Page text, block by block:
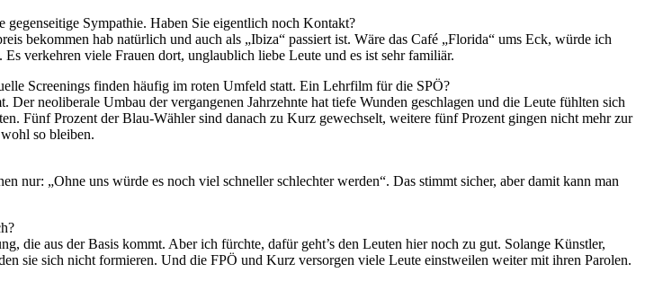
Sympathie. Haben Sie eigentlich noch Kontakt?
bekommen hab natürlich und auch als „Ibiza“ passiert ist. Wäre das Café „Florida“ ums Eck, würde ich
verkehren viele Frauen dort, unglaublich liebe Leute und es ist sehr familiär.
Screenings finden häufig im roten Umfeld statt. Ein Lehrfilm für die SPÖ?
Der neoliberale Umbau der vergangenen Jahrzehnte hat tiefe Wunden geschlagen und die Leute fühlten sich
Fünf Prozent der Blau-Wähler sind danach zu Kurz gewechselt, weitere fünf Prozent gingen nicht mehr zur
so bleiben.
nur: „Ohne uns würde es noch viel schneller schlechter werden“. Das stimmt sicher, aber damit kann man
die aus der Basis kommt. Aber ich fürchte, dafür geht’s den Leuten hier noch zu gut. Solange Künstler,
sie sich nicht formieren. Und die FPÖ und Kurz versorgen viele Leute einstweilen weiter mit ihren Parolen.